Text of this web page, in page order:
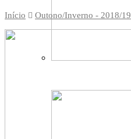
Início Outono/Inverno - 2018/19